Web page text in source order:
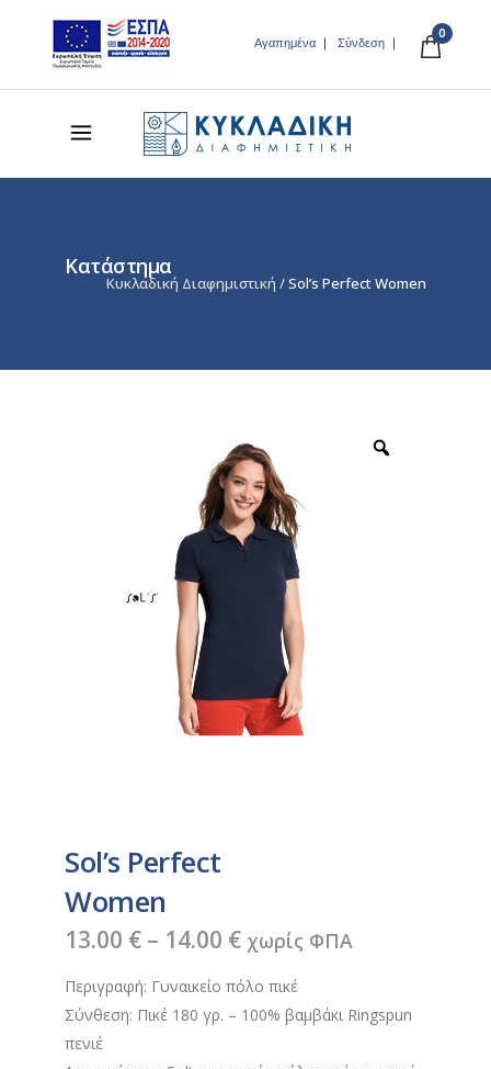
Αγαπημένα Σύνδεση
0
Κατάστημα
Κυκλαδική Διαφημιστική /Sol’s Perfect Women
Sol’s Perfect
Women
13.00 € – 14.00 €Price
13.00 €
through
14.00 €
χωρίς ΦΠΑ
Περιγραφή: Γυναικείο πόλο πικέ
Σύνθεση: Πικέ 180 γρ. – 100% βαμβάκι Ringspun
πενιέ